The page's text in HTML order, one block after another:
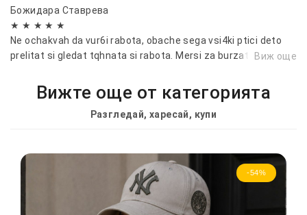
Божидара Ставрева
★ ★ ★ ★ ★
Ne ochakvah da vur6i rabota, obache sega vsi4ki ptici deto
prelitat si gledat tqhnata si rabota. Mersi za burzata Виж още
Вижте още от категорията
Разгледай, харесай, купи
-54%